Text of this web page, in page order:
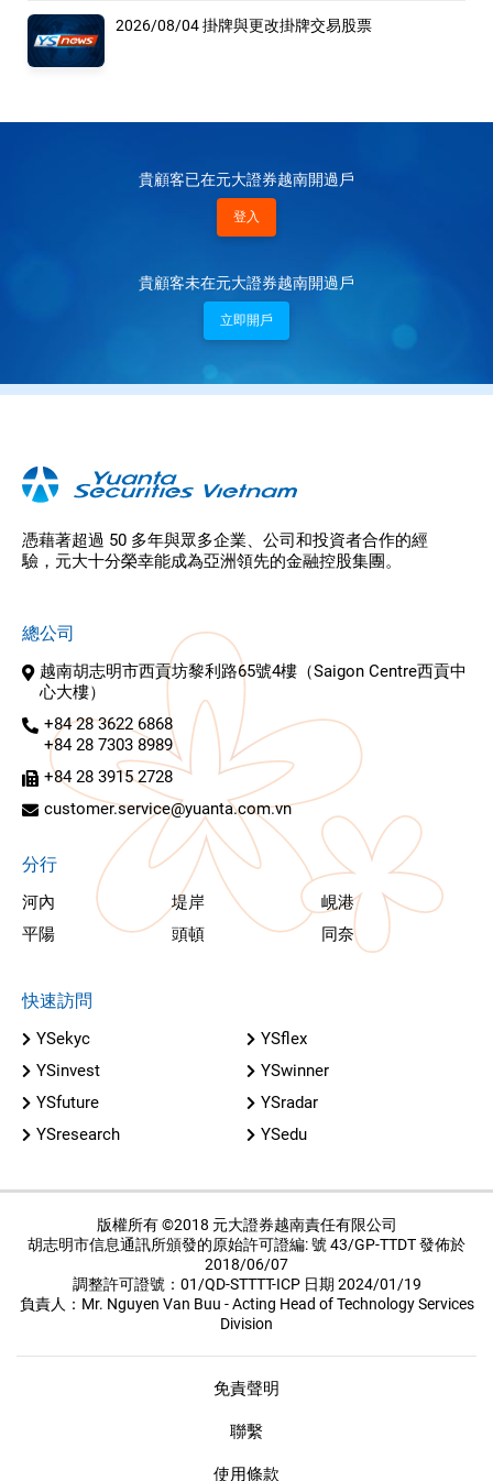
2026/08/04 掛牌與更改掛牌交易股票
貴顧客已在元大證券越南開過戶
登入
貴顧客未在元大證券越南開過戶
立即開戶
憑藉著超過 50 多年與眾多企業、公司和投資者合作的經
驗，元大十分榮幸能成為亞洲領先的金融控股集團。
總公司
越南胡志明市西貢坊黎利路65號4樓（Saigon Centre西貢中
心大樓）
+84 28 3622 6868
+84 28 7303 8989
+84 28 3915 2728
customer.service@yuanta.com.vn
分行
河內 堤岸
峴港
平陽
頭頓 同奈
快速訪問
YSekyc
YSflex
YSinvest
YSwinner
YSfuture
YSradar
YSresearch
YSedu
版權所有 ©2018 元大證券越南責任有限公司
胡志明市信息通訊所頒發的原始許可證編: 號 43/GP-TTDT 發佈於
2018/06/07
調整許可證號：01/QD-STTTT-ICP 日期 2024/01/19
負責人：Mr. Nguyen Van Buu - Acting Head of Technology Services
Division
免責聲明
聯繫
使用條款